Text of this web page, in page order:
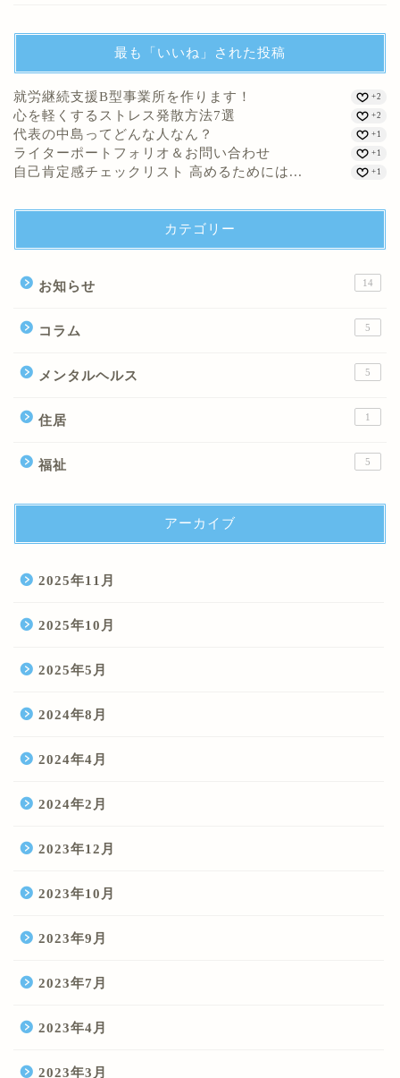
最も「いいね」された投稿
就労継続支援B型事業所を作ります！ +2
心を軽くするストレス発散方法7選 +2
代表の中島ってどんな人なん？ +1
ライターポートフォリオ＆お問い合わせ +1
自己肯定感チェックリスト 高めるためには... +1
カテゴリー
お知らせ 14
コラム 5
メンタルヘルス 5
住居 1
福祉 5
アーカイブ
2025年11月
2025年10月
2025年5月
2024年8月
2024年4月
2024年2月
2023年12月
2023年10月
2023年9月
2023年7月
2023年4月
2023年3月